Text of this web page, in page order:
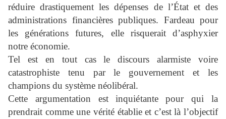
réduire drastiquement les dépenses de l’État et des
administrations financières publiques. Fardeau pour
les générations futures, elle risquerait d’asphyxier
notre économie.
Tel est en tout cas le discours alarmiste voire
catastrophiste tenu par le gouvernement et les
champions du système néolibéral.
Cette argumentation est inquiétante pour qui la
prendrait comme une vérité établie et c’est là l’objectif